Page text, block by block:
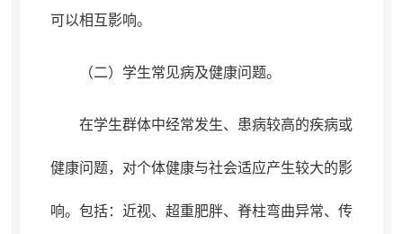
可以相互影响。
（二）学生常见病及健康问题。
在学生群体中经常发生、 患病较高的疾病或
健康问题， 对个体健康与社会适应产生较大的影
响。包括：近视、 超重肥胖、脊柱弯曲异常、传